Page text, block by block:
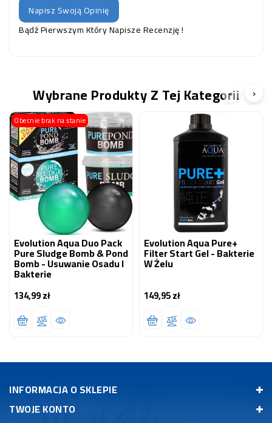
Napisz Swoją Opinię
Bądź Pierwszym Który Napisze Recenzję !
Wybrane Produkty Z Tej Kategorii
Obecnie brak na stanie
Evolution Aqua Duo Pack
Pure Sludge Bomb & Pond
Bomb - Usuwanie Osadu I
Bakterie
134,99 złCena
Evolution Aqua Pure+
Filter Start Gel - Bakterie
W Żelu
149,95 złCena
‹ ›
INFORMACJA O SKLEPIE
TWOJE KONTO